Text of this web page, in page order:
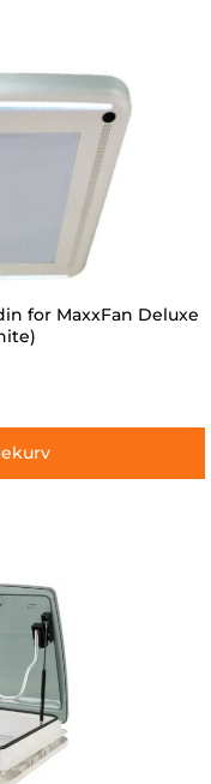
for MaxxFan Deluxe